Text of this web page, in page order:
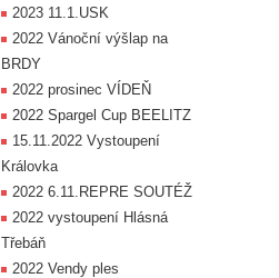
2023 11.1.USK
2022 Vánoční výšlap na
BRDY
2022 prosinec VÍDEŇ
2022 Spargel Cup BEELITZ
15.11.2022 Vystoupení
Královka
2022 6.11.REPRE SOUTÉŽ
2022 vystoupení Hlásná
Třebáň
2022 Vendy ples